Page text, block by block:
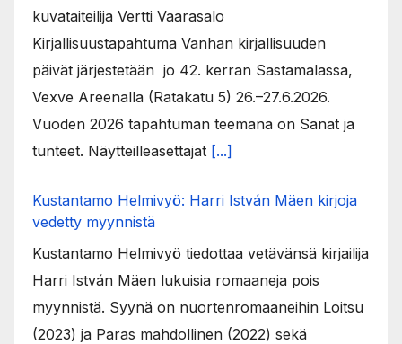
kuvataiteilija Vertti Vaarasalo
Kirjallisuustapahtuma Vanhan kirjallisuuden
päivät järjestetään jo 42. kerran Sastamalassa,
Vexve Areenalla (Ratakatu 5) 26.–27.6.2026.
Vuoden 2026 tapahtuman teemana on Sanat ja
tunteet. Näytteilleasettajat [...]
Kustantamo Helmivyö: Harri István Mäen kirjoja
vedetty myynnistä
Kustantamo Helmivyö tiedottaa vetävänsä kirjailija
Harri István Mäen lukuisia romaaneja pois
myynnistä. Syynä on nuortenromaaneihin Loitsu
(2023) ja Paras mahdollinen (2022) sekä